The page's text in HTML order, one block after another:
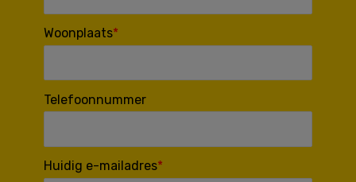
Woonplaats
Telefoonnummer
Huidig e-mailadres